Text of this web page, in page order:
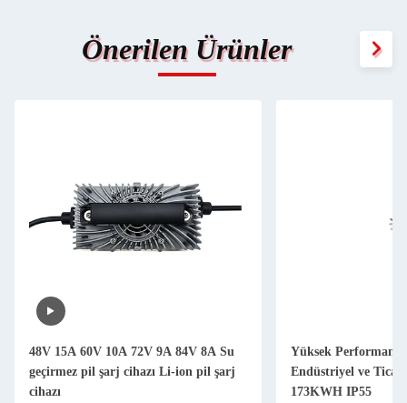
Önerilen Ürünler
48V 15A 60V 10A 72V 9A 84V 8A Su
geçirmez pil şarj cihazı Li-ion pil şarj
cihazı
Yüksek
Endüstriyel ve
173KWH IP55